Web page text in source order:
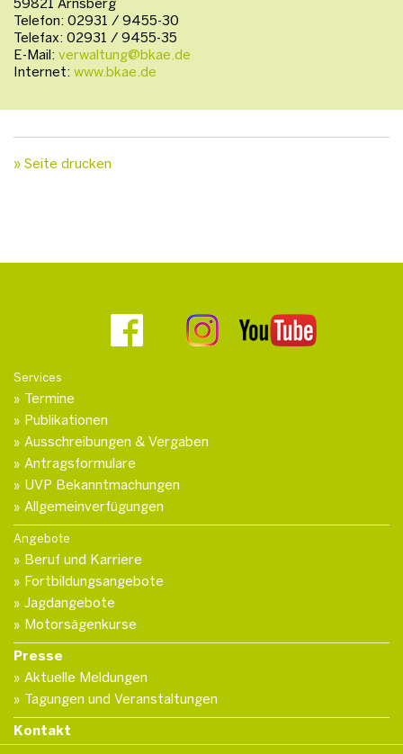
59821 Arnsberg
Telefon: 02931 / 9455-30
Telefax: 02931 / 9455-35
E-Mail: verwaltung@bkae.de
Internet: www.bkae.de
» Seite drucken
Services
Termine
Publikationen
Ausschreibungen & Vergaben
Antragsformulare
UVP Bekanntmachungen
Allgemeinverfügungen
Angebote
Beruf und Karriere
Fortbildungsangebote
Jagdangebote
Motorsägenkurse
Presse
Aktuelle Meldungen
Tagungen und Veranstaltungen
Kontakt